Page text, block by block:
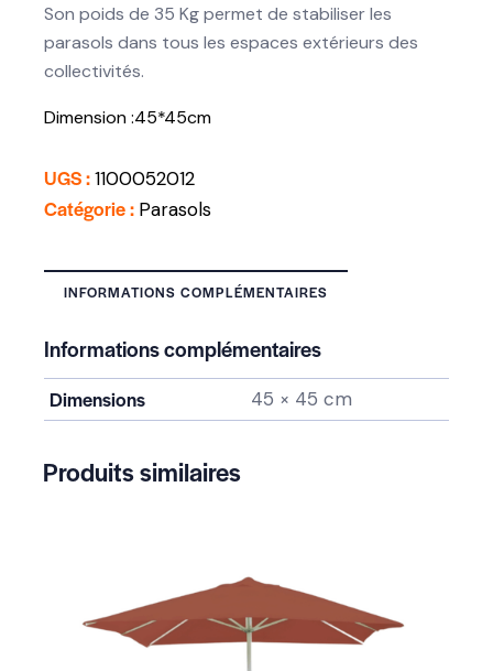
Son poids de 35 Kg permet de stabiliser les
parasols dans tous les espaces extérieurs des
collectivités.
Dimension :45*45cm
UGS :1100052012
Catégorie : Parasols
INFORMATIONS COMPLÉMENTAIRES
Informations complémentaires
Dimensions 45 × 45 cm
Produits similaires